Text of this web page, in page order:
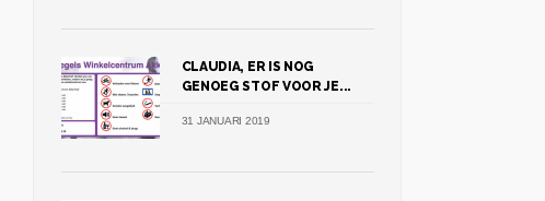
CLAUDIA, ER IS NOG
GENOEG STOF VOOR JE...
31 JANUARI 2019